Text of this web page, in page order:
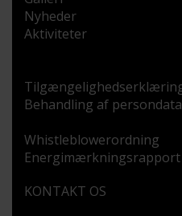
Nyheder
Aktiviteter
Behandling af persondata
Whistleblowerordning
Energimærkningsrapport
KONTAKT OS